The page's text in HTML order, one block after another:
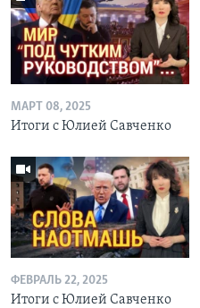
МАРТ 08, 2025
Итоги с Юлией Савченко
ФЕВРАЛЬ 22, 2025
Итоги с Юлией Савченко